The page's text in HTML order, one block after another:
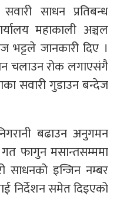
साधन प्रतिबन्ध
महाकाली अञ्चल
भट्टले जानकारी दिए ।
चलाउन रोक लगाएसंगै
सवारी गुडाउन बन्देज
बढाउन अनुगमन
फागुन मसान्तसम्ममा
साधनको इन्जिन नम्बर
निर्देशन समेत दिइएको